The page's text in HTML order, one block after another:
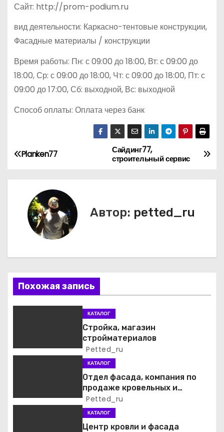
Сайт: http://prom-podium.ru
вид деятельности: Каркасно-тентовые конструкции,
Фасадные материалы / конструкции
Время работы: Пн: с 09:00 до 18:00, Вт: с 09:00 до
18:00, Ср: с 09:00 до 18:00, Чт: с 09:00 до 18:00, Пт: с
09:00 до 17:00, Сб: выходной, Вс: выходной
Способ оплаты: Оплата через банк
Н
а
а
ц
и
п
а
Сайдинг77,
строительный сервис
Planken77
Автор: petted_ru
Похожая запись
КАТАЛОГ
Стройка, магазин
стройматериалов
Petted_ru
КАТАЛОГ
Отдел фасада, компания по
продаже кровельных и
фасадных материалов
Petted_ru
КАТАЛОГ
Центр кровли и фасада